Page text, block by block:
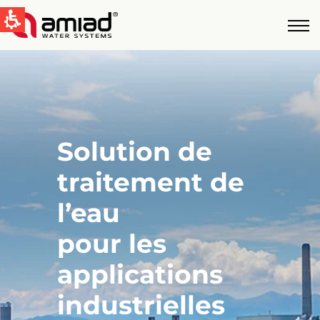
News & Events
Global
United States
English
Australia
English
Solution de
traitement de
l’eau
pour les
applications
industrielles